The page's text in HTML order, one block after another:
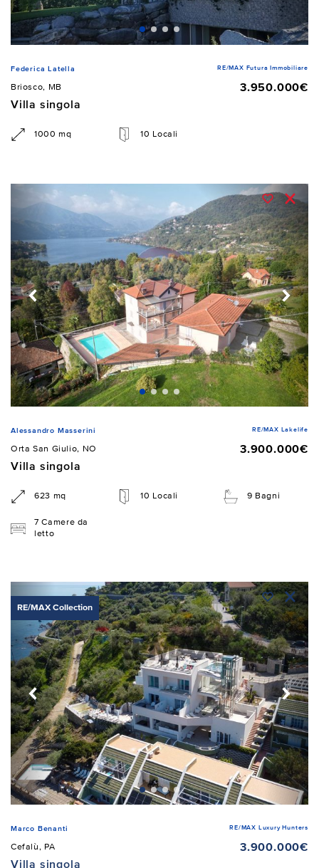
Federica Latella RE/MAX Futura Immobiliare
Briosco, MB
3.950.000€
Villa singola
1000 mq 10 Locali
Alessandro Masserini RE/MAX Lakelife
Orta San Giulio, NO
3.900.000€
Villa singola
623 mq 10 Locali 9 Bagni
7 Camere da
letto
RE/MAX Collection
Marco Benanti RE/MAX Luxury Hunters
Cefalù, PA
3.900.000€
Villa singola